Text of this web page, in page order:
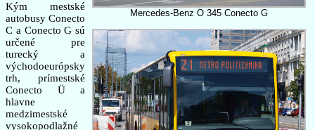
Mercedes-Benz O 345 Conecto G
Kým mestské
autobusy Conecto
C a Conecto G sú
určené pre
turecký a
východoeurópsky
trh, prímestské
Conecto Ü a
hlavne
medzimestské
vysokopodlažné